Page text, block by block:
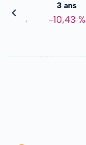
%
3 ans
-10,43 %